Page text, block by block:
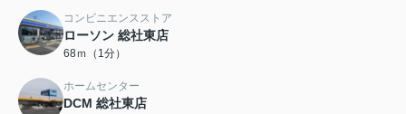
コンビニエンスストア
ローソン 総社東店
68ｍ（1分）
ホームセンター
DCM 総社東店